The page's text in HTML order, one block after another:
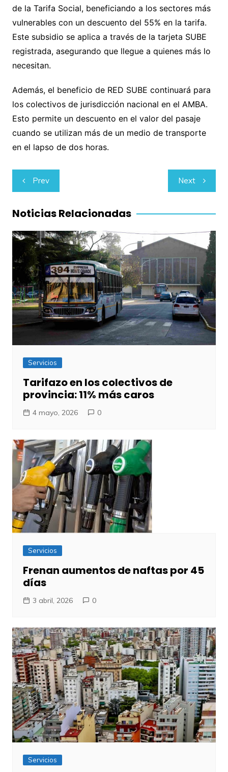
de la Tarifa Social, beneficiando a los sectores más
vulnerables con un descuento del 55% en la tarifa.
Este subsidio se aplica a través de la tarjeta SUBE
registrada, asegurando que llegue a quienes más lo
necesitan.
Además, el beneficio de RED SUBE continuará para
los colectivos de jurisdicción nacional en el AMBA.
Esto permite un descuento en el valor del pasaje
cuando se utilizan más de un medio de transporte
en el lapso de dos horas.
Navegación
de
entradas
Prev Next
Noticias Relacionadas
Servicios
Tarifazo en los colectivos de
provincia: 11% más caros
4 mayo, 2026 0
Servicios
Frenan aumentos de naftas por 45
días
3 abril, 2026 0
Servicios